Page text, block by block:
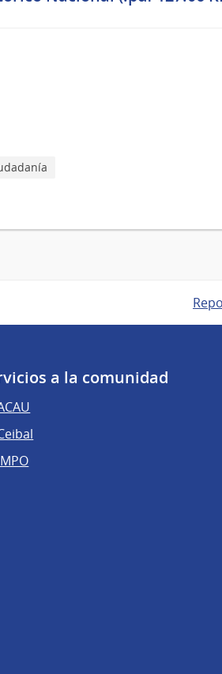
a la comunidad